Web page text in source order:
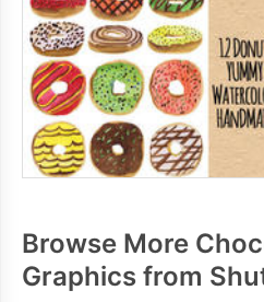
Browse More
Graphics from